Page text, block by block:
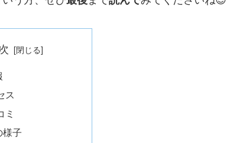
ス
ミ
子